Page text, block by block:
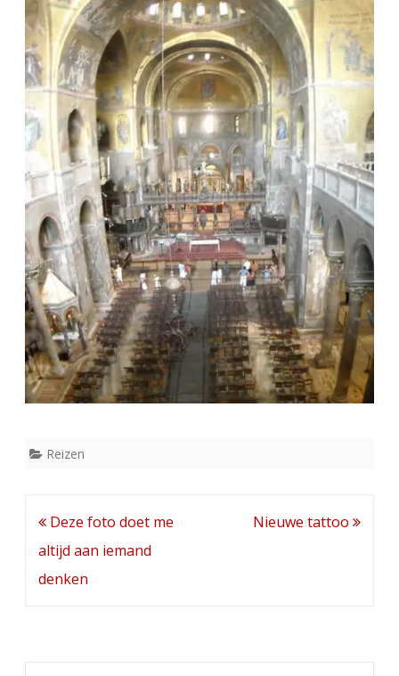
Reizen
Bericht
navigatie
Deze foto doet me
altijd aan iemand
denken
Nieuwe tattoo